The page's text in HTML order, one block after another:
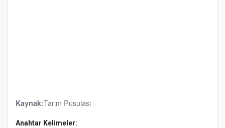
Kaynak:Tarım Pusulası
Anahtar Kelimeler: